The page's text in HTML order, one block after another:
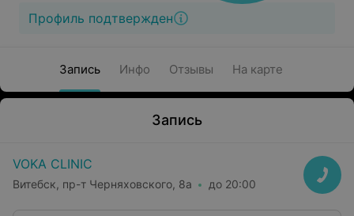
Профиль подтвержден
Запись Инфо Отзывы На карте
Запись
VOKA CLINIC
Витебск, пр-т Черняховского, 8а до 20:00